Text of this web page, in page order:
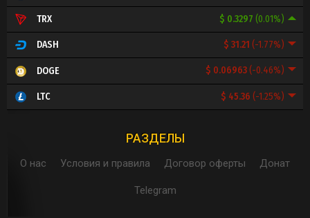
$ 0.3297 (0.01%)
TRX
$ 31.21 (-1.77%)
DASH
$ 0.06963(-0.46%)
DOGE
$ 45.36 (-1.25%)
LTC
РАЗДЕЛЫ
О нас Условия и правила Договор оферты Донат
Telegram